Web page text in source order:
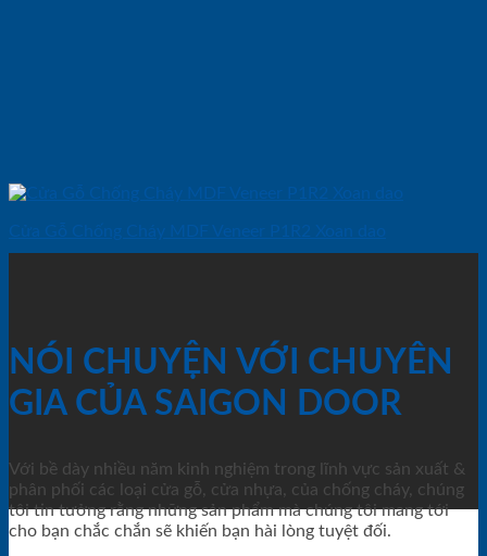
Cửa Gỗ Chống Cháy MDF Veneer P1R2 Xoan dao
NÓI CHUYỆN VỚI CHUYÊN
GIA CỦA SAIGON DOOR
Với bề dày nhiều năm kinh nghiệm trong lĩnh vực sản xuất &
phân phối các loại cửa gỗ, cửa nhựa, của chống cháy, chúng
tôi tin tưởng rằng những sản phẩm mà chúng tôi mang tới
cho bạn chắc chắn sẽ khiến bạn hài lòng tuyệt đối.